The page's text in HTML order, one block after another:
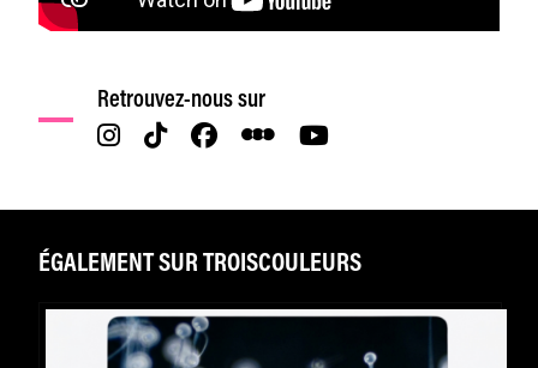
Retrouvez-nous sur
ÉGALEMENT SUR TROISCOULEURS